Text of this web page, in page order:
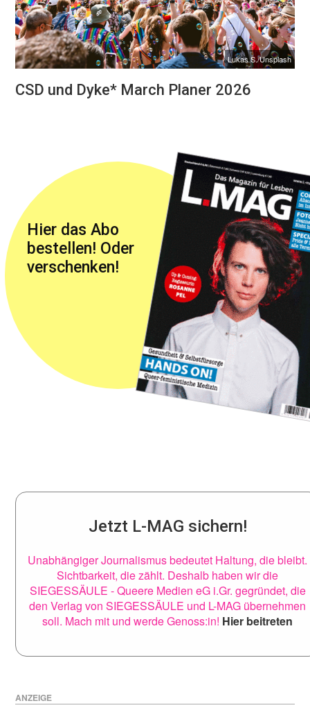
Lukas S./Unsplash
CSD und Dyke* March Planer 2026
Hier das Abo
bestellen! Oder
verschenken!
Jetzt L-MAG sichern!
Unabhängiger Journalismus bedeutet Haltung, die bleibt.
Sichtbarkeit, die zählt. Deshalb haben wir die
SIEGESSÄULE - Queere Medien eG i.Gr. gegründet, die
den Verlag von SIEGESSÄULE und L-MAG übernehmen
soll. Mach mit und werde Genoss:in! Hier beitreten
ANZEIGE